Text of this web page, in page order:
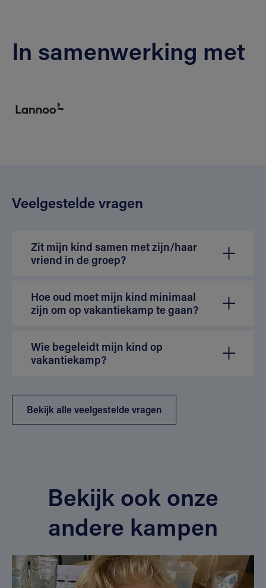
In samenwerking met
Veelgestelde vragen
Zit mijn kind samen met zijn/haar
vriend in de groep?
Hoe oud moet mijn kind minimaal
zijn om op vakantiekamp te gaan?
Wie begeleidt mijn kind op
vakantiekamp?
Bekijk alle veelgestelde vragen
Bekijk ook onze
andere kampen